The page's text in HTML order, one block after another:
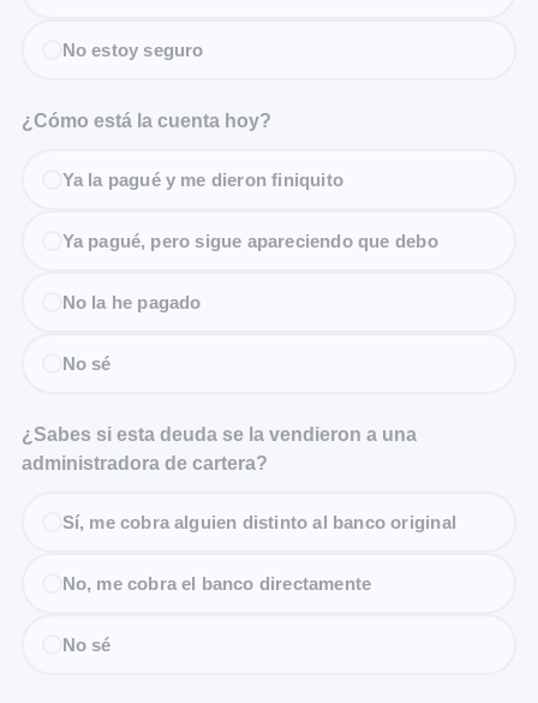
No estoy seguro
¿Cómo está la cuenta hoy?
Ya la pagué y me dieron finiquito
Ya pagué, pero sigue apareciendo que debo
No la he pagado
No sé
¿Sabes si esta deuda se la vendieron a una
administradora de cartera?
Sí, me cobra alguien distinto al banco original
No, me cobra el banco directamente
No sé